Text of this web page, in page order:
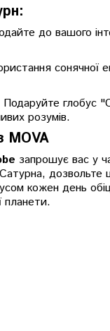
до вашого
сонячної
Подаруйте глобус
розумів.
MOVA
запрошує вас у
дозвольте
кожен день
планети.